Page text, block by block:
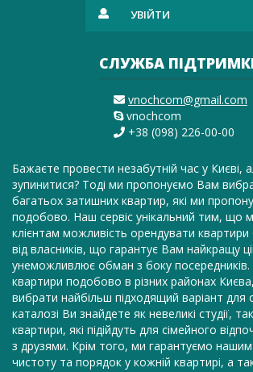
УВІЙТИ
СЛУЖБА
vnochcom@gmail.com
vnochcom
+38 (098) 226-00-00
Бажаєте провести незабутній час у Києві,
зупинитися? Тоді ми пропонуємо Вам
багатьох затишних квартир, які ми
подобово. Наш сервіс унікальний тим, що
клієнтам можливість орендувати
від власників, що гарантує Вам найкращу
унеможливлює обман з боку
квартири подобово в різних районах
вибрати найбільш підходящий варіант
каталозі Ви знайдете як невеликі студії, так
квартири, які підійдуть для сімейного
з друзями. Крім того, ми гарантуємо нашим
чистоту та порядок у кожній квартирі, а